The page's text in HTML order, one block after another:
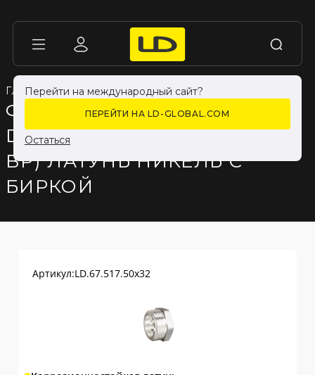
Перейти на международный сайт?
ПЕРЕЙТИ НА LD-GLOBAL.COM
Остаться
ГЛАВНАЯ КАТАЛОГ ПРОДУКЦИИ
ФУТОРКА LD PRIDE
DN50Х32 (2"НР Х 1 1/4"
ВР) ЛАТУНЬ НИКЕЛЬ С
БИРКОЙ
ГЛАВНАЯ КАТАЛОГ ПРОДУКЦИИ
Артикул:LD.67.517.50х32